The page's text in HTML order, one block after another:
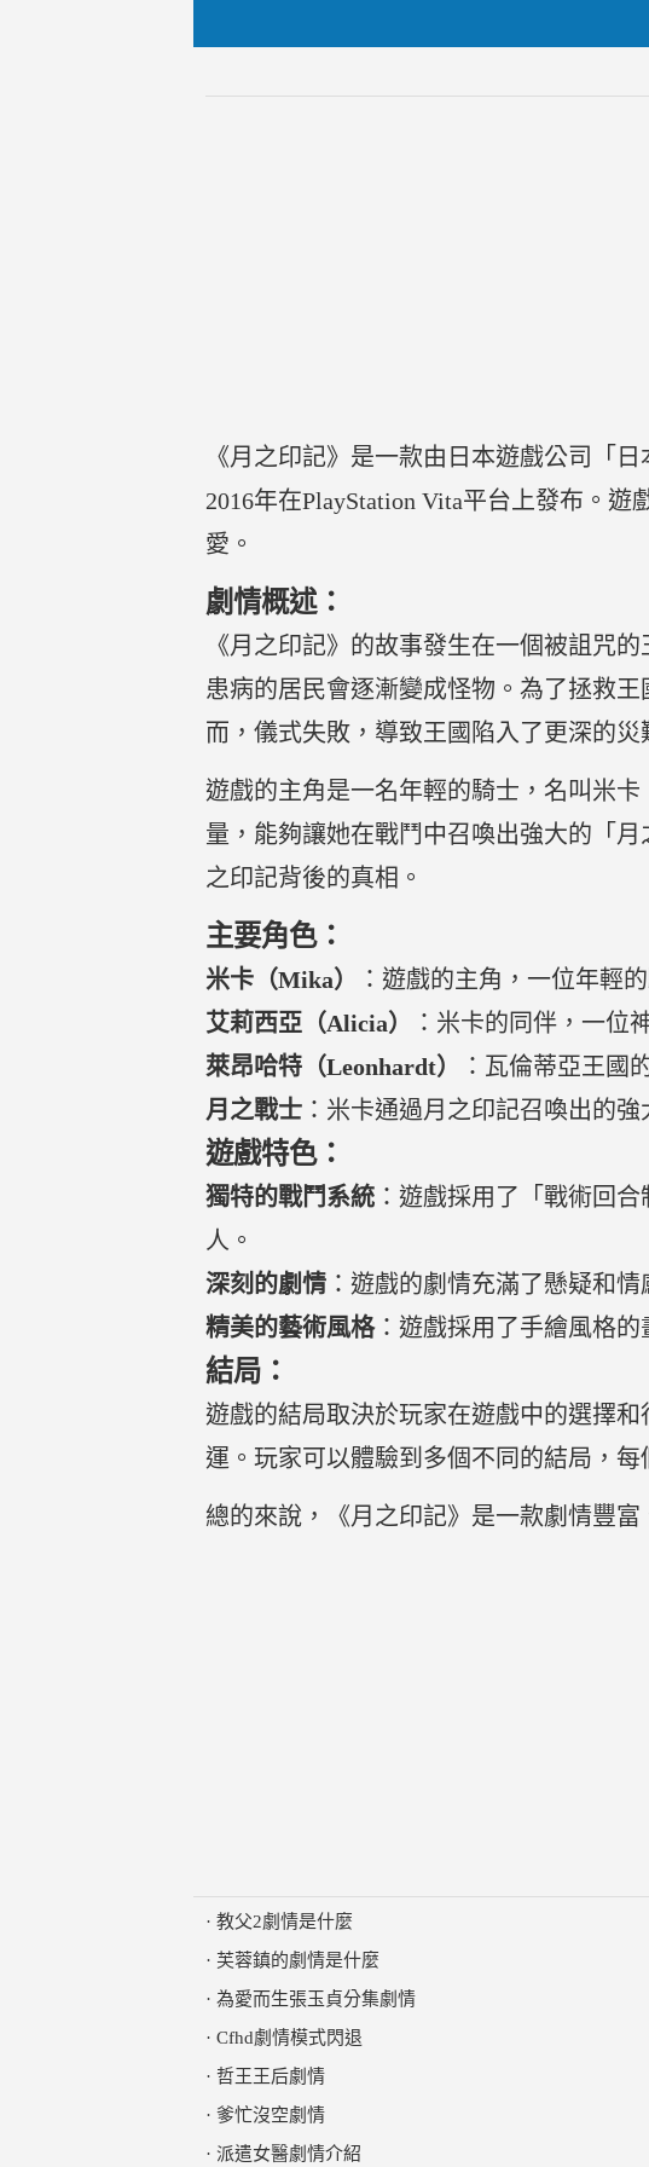
《月之印記》是一款由日本遊戲公司「
2016年在PlayStation Vita平台上發布。
愛。
劇情概述：
《月之印記》的故事發生在一個被詛咒
患病的居民會逐漸變成怪物。為了拯救
而，儀式失敗，導致王國陷入了更深的災
遊戲的主角是一名年輕的騎士，名叫米
量，能夠讓她在戰鬥中召喚出強大的「
之印記背後的真相。
主要角色：
米卡（Mika）
：遊戲的主角，一位年輕
艾莉西亞（Alicia）
：米卡的同伴，一位
萊昂哈特（Leonhardt）
：瓦倫蒂亞王國
月之戰士 ：米卡通過月之印記召喚出的
遊戲特色：
獨特的戰鬥系統 ：遊戲採用了「戰術回
人。
深刻的劇情 ：遊戲的劇情充滿了懸疑和
精美的藝術風格：遊戲採用了手繪風格的
結局：
遊戲的結局取決於玩家在遊戲中的選擇
運。玩家可以體驗到多個不同的結局，
總的來說，《月之印記》是一款劇情豐
· 教父2劇情是什麼
· 芙蓉鎮的劇情是什麼
· 為愛而生張玉貞分集劇情
· Cfhd劇情模式閃退
· 哲王王后劇情
· 爹忙沒空劇情
· 派遣女醫劇情介紹